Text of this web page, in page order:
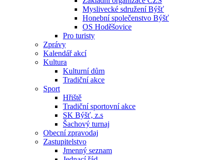
Myslivecké sdružení Býšť
Honební společenstvo Býšť
OS Hoděšovice
Pro turisty
Zprávy
Kalendář akcí
Kultura
Kulturní dům
Tradiční akce
Sport
Hřiště
Tradiční sportovní akce
SK Býšť, z.s
Šachový turnaj
Obecní zpravodaj
Zastupitelstvo
Jmenný seznam